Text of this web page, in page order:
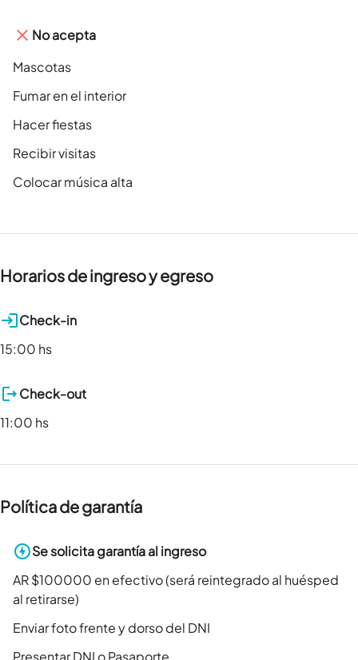
No acepta
Mascotas
Fumar en el interior
Hacer fiestas
Recibir visitas
Colocar música alta
Horarios de ingreso y egreso
Check-in
15:00 hs
Check-out
11:00 hs
Política de garantía
Se solicita garantía al ingreso
AR $100000 en efectivo (será reintegrado al huésped
al retirarse)
Enviar foto frente y dorso del DNI
Presentar DNI o Pasaporte